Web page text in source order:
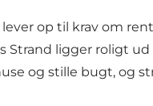
op til krav om
Strand ligger roligt
og stille bugt, og